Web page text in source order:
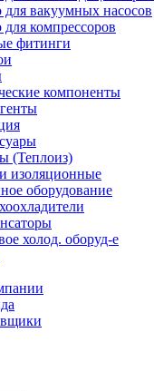
вакуумных насосов
компрессоров
фитинги
компоненты
(Теплоиз)
изоляционные
оборудование
холод. оборуд-е